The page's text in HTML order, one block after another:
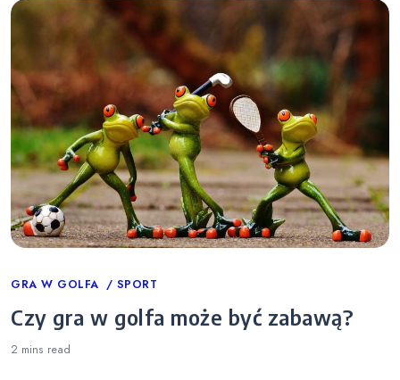
Categories
GRA W GOLFA SPORT
Czy gra w golfa może być zabawą?
2 mins read